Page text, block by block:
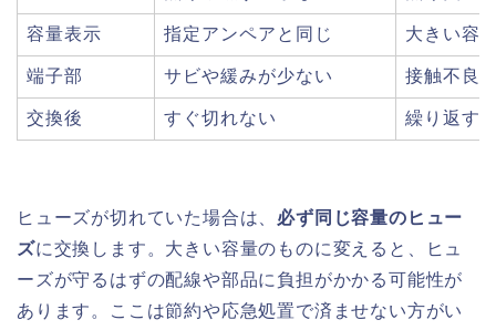
容量表示 指定アンペアと同じ 大きい容
端子部 サビや緩みが少ない 接触不良
交換後 すぐ切れない 繰り返す
ヒューズが切れていた場合は、 必ず同じ容量のヒュー
ズに交換します。大きい容量のものに変えると、ヒュ
ーズが守るはずの配線や部品に負担がかかる可能性が
あります。ここは節約や応急処置で済ませない方がい